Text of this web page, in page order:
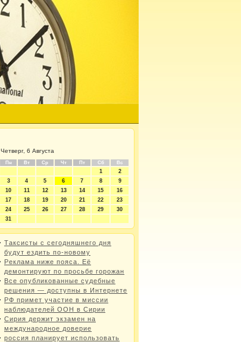
Четверг, 6 Августа
Пн Вт Ср Чт Пт Сб Вс
1
2
3
4 5 6 7 8
9
10
11 12 13 14 15
16
17
18 19 20 21 22
23
24
25 26 27 28 29
30
31
Таксисты с сегодняшнего дня
будут ездить по-новому
Реклама ниже пояса. Её
демонтируют по просьбе горожан
Все опубликованные судебные
решения — доступны в Интернете
РФ примет участие в миссии
наблюдателей ООН в Сирии
Сирия держит экзамен на
международное доверие
россия планирует использовать